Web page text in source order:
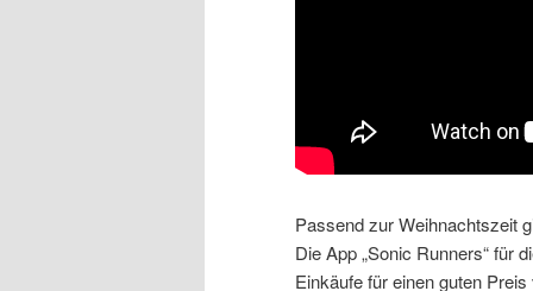
Passend zur Weihnachtszeit
Die App „Sonic Runners“ für
Einkäufe für einen guten